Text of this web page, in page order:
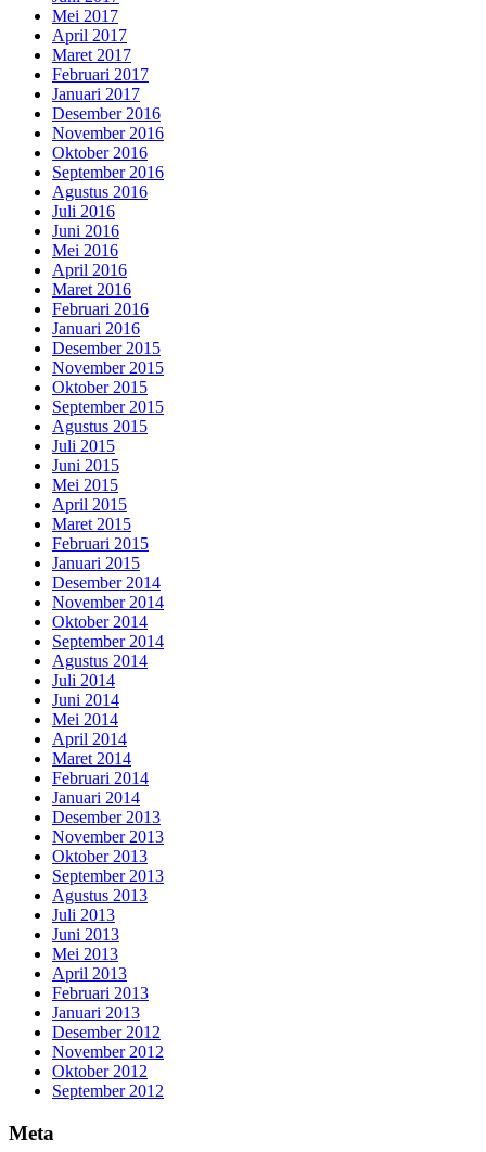
Mei 2017
April 2017
Maret 2017
Februari 2017
Januari 2017
Desember 2016
November 2016
Oktober 2016
September 2016
Agustus 2016
Juli 2016
Juni 2016
Mei 2016
April 2016
Maret 2016
Februari 2016
Januari 2016
Desember 2015
November 2015
Oktober 2015
September 2015
Agustus 2015
Juli 2015
Juni 2015
Mei 2015
April 2015
Maret 2015
Februari 2015
Januari 2015
Desember 2014
November 2014
Oktober 2014
September 2014
Agustus 2014
Juli 2014
Juni 2014
Mei 2014
April 2014
Maret 2014
Februari 2014
Januari 2014
Desember 2013
November 2013
Oktober 2013
September 2013
Agustus 2013
Juli 2013
Juni 2013
Mei 2013
April 2013
Februari 2013
Januari 2013
Desember 2012
November 2012
Oktober 2012
September 2012
Meta